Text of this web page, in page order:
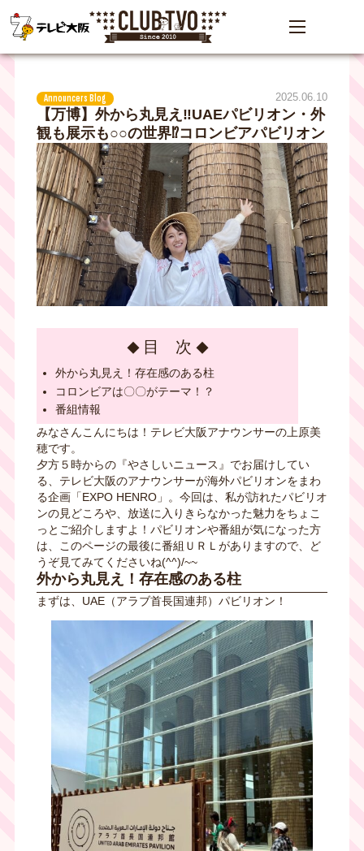
Announcers Blog 2025.06.10
【万博】外から丸見え‼UAEパビリオン・外
観も展示も○○の世界⁉コロンビアパビリオン
目 次
外から丸見え！存在感のある柱
コロンビアは〇〇がテーマ！？
番組情報
みなさんこんにちは！テレビ大阪アナウンサーの上原美
穂です。
夕方５時からの『やさしいニュース』でお届けしてい
る、テレビ大阪のアナウンサーが海外パビリオンをまわ
る企画「EXPO HENRO」。今回は、 私が訪れたパビリオ
ンの見どころや、放送に入りきらなかった魅力をちょこ
っとご紹介しますよ！パビリオンや番組が気になった方
は、このページの最後に番組ＵＲＬがありますので、ど
うぞ見てみてくださいね(^^)/~~
外から丸見え！存在感のある柱
まずは、UAE（アラブ首長国連邦）パビリオン！